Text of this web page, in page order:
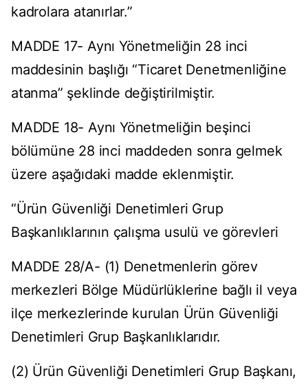
kadrolara atanırlar.”
MADDE 17- Aynı Yönetmeliğin 28 inci
maddesinin başlığı “Ticaret Denetmenliğine
atanma” şeklinde değiştirilmiştir.
MADDE 18- Aynı Yönetmeliğin beşinci
bölümüne 28 inci maddeden sonra gelmek
üzere aşağıdaki madde eklenmiştir.
“Ürün Güvenliği Denetimleri Grup
Başkanlıklarının çalışma usulü ve görevleri
MADDE 28/A- (1) Denetmenlerin görev
merkezleri Bölge Müdürlüklerine bağlı il veya
ilçe merkezlerinde kurulan Ürün Güvenliği
Denetimleri Grup Başkanlıklarıdır.
(2) Ürün Güvenliği Denetimleri Grup Başkanı,